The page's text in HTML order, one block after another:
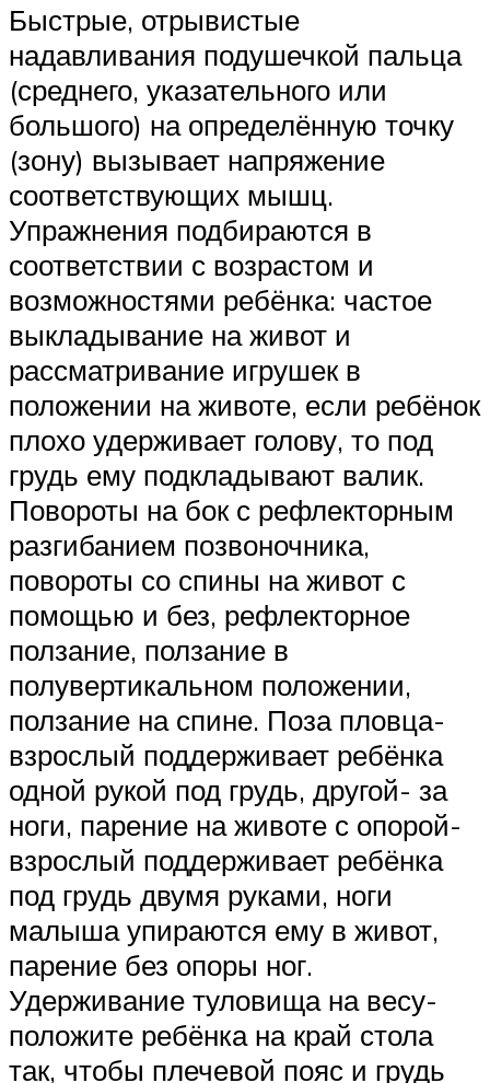
Быстрые, отрывистые
надавливания подушечкой пальца
(среднего, указательного или
большого) на определённую точку
(зону) вызывает напряжение
соответствующих мышц.
Упражнения подбираются в
соответствии с возрастом и
возможностями ребёнка: частое
выкладывание на живот и
рассматривание игрушек в
положении на животе, если ребёнок
плохо удерживает голову, то под
грудь ему подкладывают валик.
Повороты на бок с рефлекторным
разгибанием позвоночника,
повороты со спины на живот с
помощью и без, рефлекторное
ползание, ползание в
полувертикальном положении,
ползание на спине. Поза пловца-
взрослый поддерживает ребёнка
одной рукой под грудь, другой- за
ноги, парение на животе с опорой-
взрослый поддерживает ребёнка
под грудь двумя руками, ноги
малыша упираются ему в живот,
парение без опоры ног.
Удерживание туловища на весу-
положите ребёнка на край стола
так, чтобы плечевой пояс и грудь